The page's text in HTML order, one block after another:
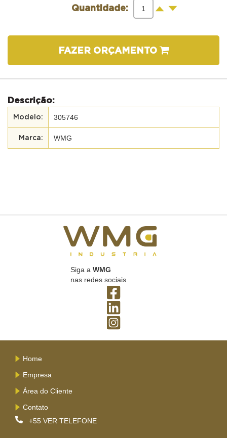
Quantidade: + -
FAZER ORÇAMENTO
Descrição:
305746
WMG
Siga a WMG
nas redes sociais
Home
Empresa
Área do Cliente
Contato
+55 VER TELEFONE